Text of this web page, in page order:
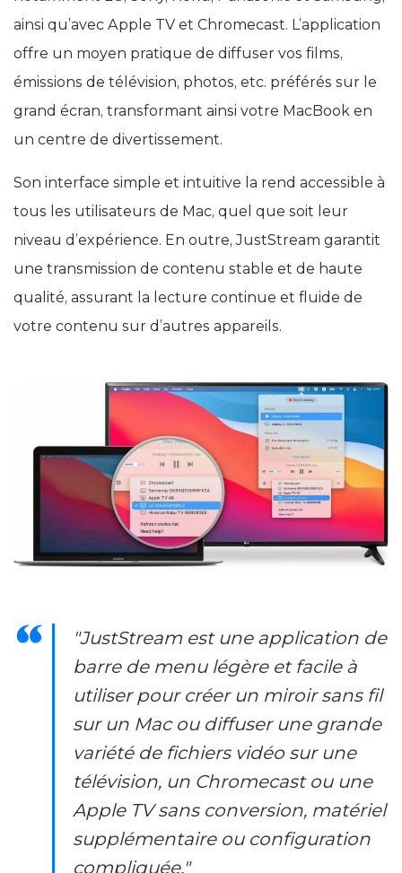
ainsi qu’avec Apple TV et Chromecast. L’application
offre un moyen pratique de diffuser vos films,
émissions de télévision, photos, etc. préférés sur le
grand écran, transformant ainsi votre MacBook en
un centre de divertissement.
Son interface simple et intuitive la rend accessible à
tous les utilisateurs de Mac, quel que soit leur
niveau d’expérience. En outre, JustStream garantit
une transmission de contenu stable et de haute
qualité, assurant la lecture continue et fluide de
votre contenu sur d’autres appareils.
"JustStream est une application de
barre de menu légère et facile à
utiliser pour créer un miroir sans fil
sur un Mac ou diffuser une grande
variété de fichiers vidéo sur une
télévision, un Chromecast ou une
Apple TV sans conversion, matériel
supplémentaire ou configuration
compliquée."